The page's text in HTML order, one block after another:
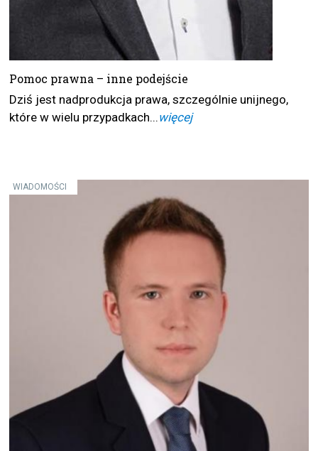
Pomoc prawna – inne podejście
Dziś jest nadprodukcja prawa, szczególnie unijnego,
które w wielu przypadkach...więcej
WIADOMOŚCI